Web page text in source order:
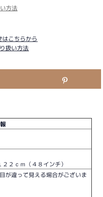
方法
はこちらから
扱い方法
２ｃｍ（４８インチ）
が違って見える場合がございま